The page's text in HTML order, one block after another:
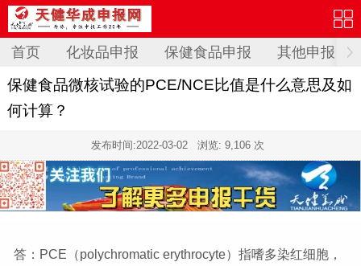
首页 化妆品申报 保健食品申报 其他申报
保健食品微核试验的PCE/NCE比值是什么意思及如
何计算？
发布时间:2022-03-02 浏览: 9,106 次
答：PCE（polychromatic erythrocyte）指嗜多染红细胞，